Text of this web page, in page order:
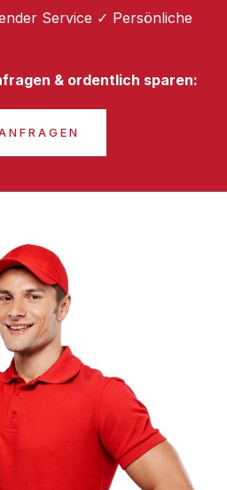
Service ✓ Persönliche
& ordentlich sparen: